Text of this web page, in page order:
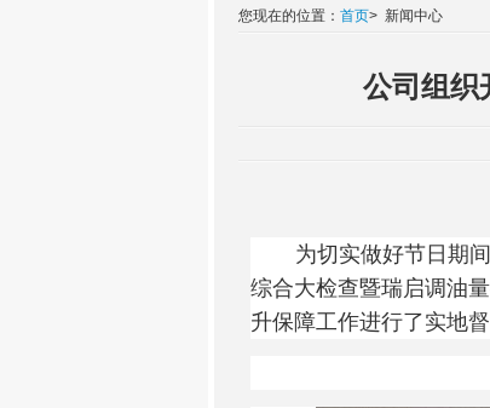
您现在的位置： 首页> 新闻中心
公司组织
为切实做好节日期
综合大检查暨瑞启调油
升保障工作进行了实地督